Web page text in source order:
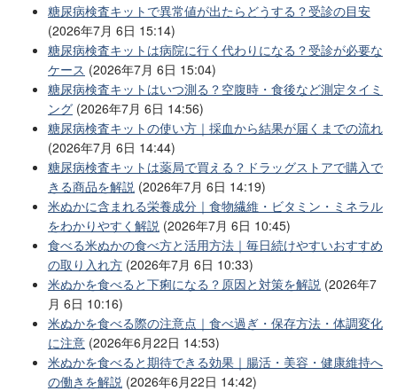
糖尿病検査キットで異常値が出たらどうする？受診の目安
(2026年7月 6日 15:14)
糖尿病検査キットは病院に行く代わりになる？受診が必要な
ケース (2026年7月 6日 15:04)
糖尿病検査キットはいつ測る？空腹時・食後など測定タイミ
ング (2026年7月 6日 14:56)
糖尿病検査キットの使い方｜採血から結果が届くまでの流れ
(2026年7月 6日 14:44)
糖尿病検査キットは薬局で買える？ドラッグストアで購入で
きる商品を解説 (2026年7月 6日 14:19)
米ぬかに含まれる栄養成分｜食物繊維・ビタミン・ミネラル
をわかりやすく解説 (2026年7月 6日 10:45)
食べる米ぬかの食べ方と活用方法｜毎日続けやすいおすすめ
の取り入れ方 (2026年7月 6日 10:33)
米ぬかを食べると下痢になる？原因と対策を解説 (2026年7
月 6日 10:16)
米ぬかを食べる際の注意点｜食べ過ぎ・保存方法・体調変化
に注意 (2026年6月22日 14:53)
米ぬかを食べると期待できる効果｜腸活・美容・健康維持へ
の働きを解説 (2026年6月22日 14:42)